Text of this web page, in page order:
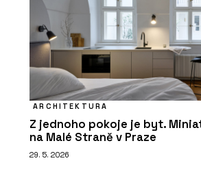
ARCHITEKTURA
Z jednoho pokoje je byt.
na Malé Straně v Praze
29. 5. 2026